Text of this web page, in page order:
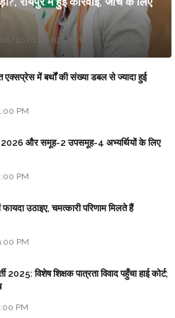
2026 10:09:00 PM
एक्सप्रेस में बर्थों की संख्या डबल से ज्यादा हुई
PM
और समूह-2 उपसमूह-4 अभ्यर्थियों के लिए
PM
उठाइए, चमत्कारी परिणाम मिलते हैं
PM
2025: विशेष शिक्षक पात्रता विवाद पहुँचा हाई कोर्ट;
PM